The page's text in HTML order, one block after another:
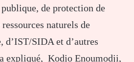
de protection de
naturels de
SIDA et d’autres
expliqué, Kodjo Enoumodji,